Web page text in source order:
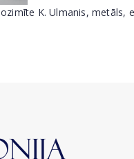
K. Ulmanis, metāls,